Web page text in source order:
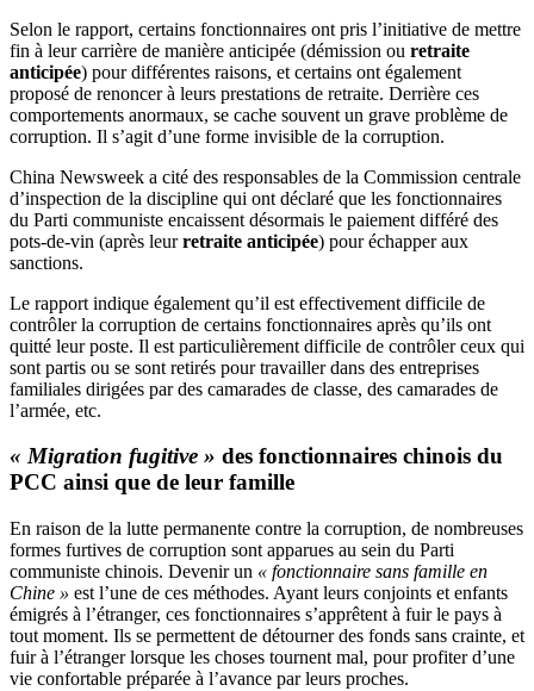
Selon le rapport, certains fonctionnaires ont pris l’initiative de mettre
fin à leur carrière de manière anticipée (démission ou retraite
anticipée) pour différentes raisons, et certains ont également
proposé de renoncer à leurs prestations de retraite. Derrière ces
comportements anormaux, se cache souvent un grave problème de
corruption. Il s’agit d’une forme invisible de la corruption.
China Newsweek a cité des responsables de la Commission centrale
d’inspection de la discipline qui ont déclaré que les fonctionnaires
du Parti communiste encaissent désormais le paiement différé des
pots-de-vin (après leurretraite anticipée) pour échapper aux
sanctions.
Le rapport indique également qu’il est effectivement difficile de
contrôler la corruption de certains fonctionnaires après qu’ils ont
quitté leur poste. Il est particulièrement difficile de contrôler ceux qui
sont partis ou se sont retirés pour travailler dans des entreprises
familiales dirigées par des camarades de classe, des camarades de
l’armée, etc.
« Migration fugitive » des fonctionnaires chinois du
PCC ainsi que de leur famille
En raison de la lutte permanente contre la corruption, de nombreuses
formes furtives de corruption sont apparues au sein du Parti
communiste chinois. Devenir un « fonctionnaire sans famille en
Chine » est l’une de ces méthodes. Ayant leurs conjoints et enfants
émigrés à l’étranger, ces fonctionnaires s’apprêtent à fuir le pays à
tout moment. Ils se permettent de détourner des fonds sans crainte, et
fuir à l’étranger lorsque les choses tournent mal, pour profiter d’une
vie confortable préparée à l’avance par leurs proches.